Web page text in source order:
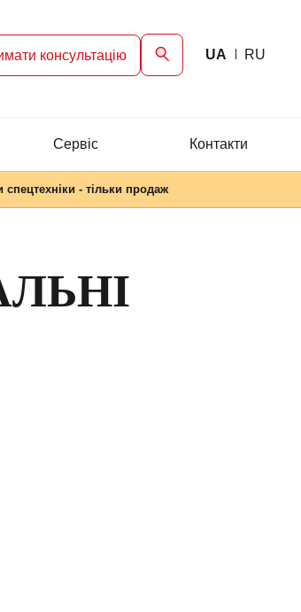
консультацію UA RU
Сервіc Контакти
- тільки продаж